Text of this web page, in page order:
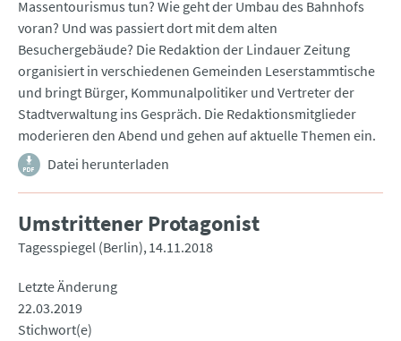
Massentourismus tun? Wie geht der Umbau des Bahnhofs
voran? Und was passiert dort mit dem alten
Besuchergebäude? Die Redaktion der Lindauer Zeitung
organisiert in verschiedenen Gemeinden Leserstammtische
und bringt Bürger, Kommunalpolitiker und Vertreter der
Stadtverwaltung ins Gespräch. Die Redaktionsmitglieder
moderieren den Abend und gehen auf aktuelle Themen ein.
Datei herunterladen
Umstrittener Protagonist
Tagesspiegel (Berlin) 14.11.2018
Letzte Änderung
22.03.2019
Stichwort(e)